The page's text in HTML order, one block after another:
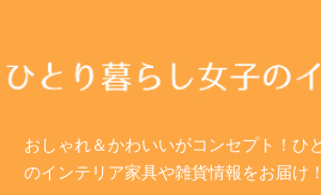
おしゃれ＆かわいいがコンセプト！ひ
のインテリア家具や雑貨情報をお届け！